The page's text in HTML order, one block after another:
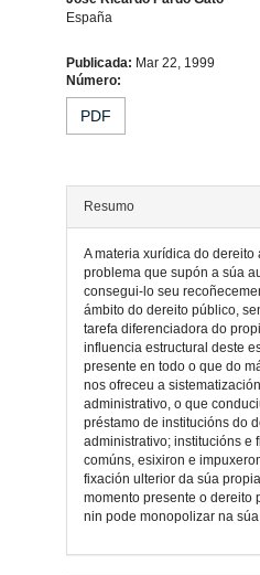
España
Contido
principal
do
artigo
Publicada: Mar 22, 1999
Número:
PDF
Resumo
A materia xurídica do
problema que supón a súa
consegui-lo seu
ámbito do dereito público,
tarefa diferenciadora do
influencia estructural deste
presente en todo o que do
nos ofreceu a
administrativo, o que
préstamo de institucións do
administrativo; institucións e
comúns, esixiron e
fixación ulterior da súa
momento presente o dereito
nin pode monopolizar na